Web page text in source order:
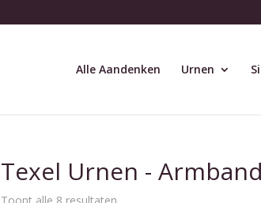
Alle Aandenken Urnen
Texel Urnen -